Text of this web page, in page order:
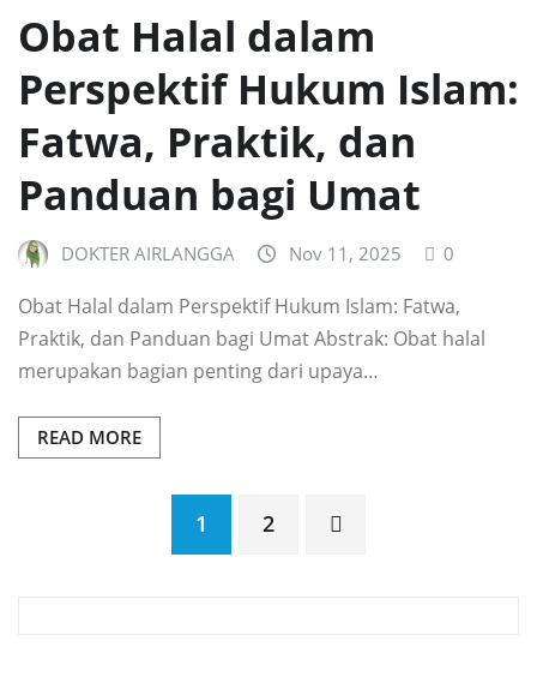
Obat Halal dalam
Perspektif Hukum Islam:
Fatwa, Praktik, dan
Panduan bagi Umat
DOKTER AIRLANGGA Nov 11, 2025 0
Obat Halal dalam Perspektif Hukum Islam: Fatwa,
Praktik, dan Panduan bagi Umat Abstrak: Obat halal
merupakan bagian penting dari upaya…
READ MORE
1 2